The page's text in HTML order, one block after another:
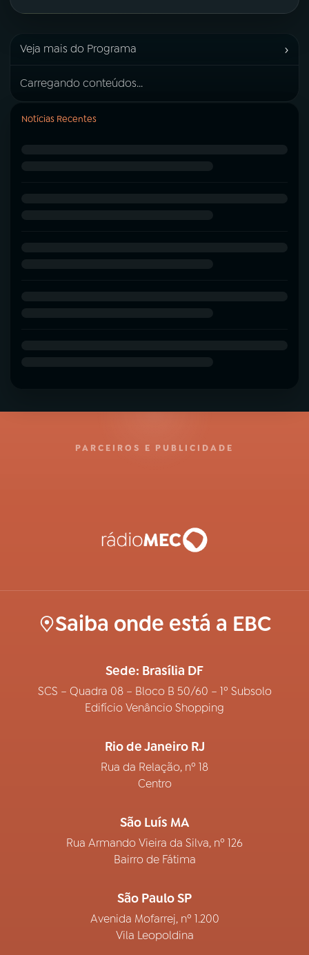
Veja mais do Programa ›
Carregando conteúdos...
Notícias Recentes
PARCEIROS E PUBLICIDADE
Saiba onde está a EBC
Sede: Brasília DF
SCS – Quadra 08 – Bloco B 50/60 – 1º Subsolo
Edifício Venâncio Shopping
Rio de Janeiro RJ
Rua da Relação, nº 18
Centro
São Luís MA
Rua Armando Vieira da Silva, nº 126
Bairro de Fátima
São Paulo SP
Avenida Mofarrej, nº 1.200
Vila Leopoldina